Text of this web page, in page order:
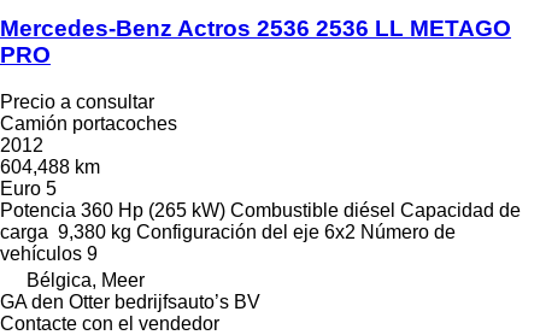
Mercedes-Benz Actros 2536 2536 LL METAGO
PRO
Precio a consultar
Camión portacoches
2012
604,488 km
Euro 5
Potencia 360 Hp (265 kW) Combustible diésel Capacidad de
carga 9,380 kg Configuración del eje 6x2 Número de
vehículos 9
Bélgica, Meer
GA den Otter bedrijfsauto’s BV
Contacte con el vendedor